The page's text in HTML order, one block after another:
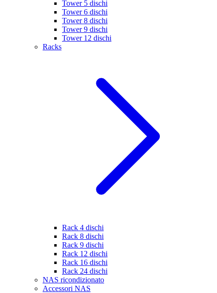
Tower 5 dischi
Tower 6 dischi
Tower 8 dischi
Tower 9 dischi
Tower 12 dischi
Racks
Rack 4 dischi
Rack 8 dischi
Rack 9 dischi
Rack 12 dischi
Rack 16 dischi
Rack 24 dischi
NAS ricondizionato
Accessori NAS